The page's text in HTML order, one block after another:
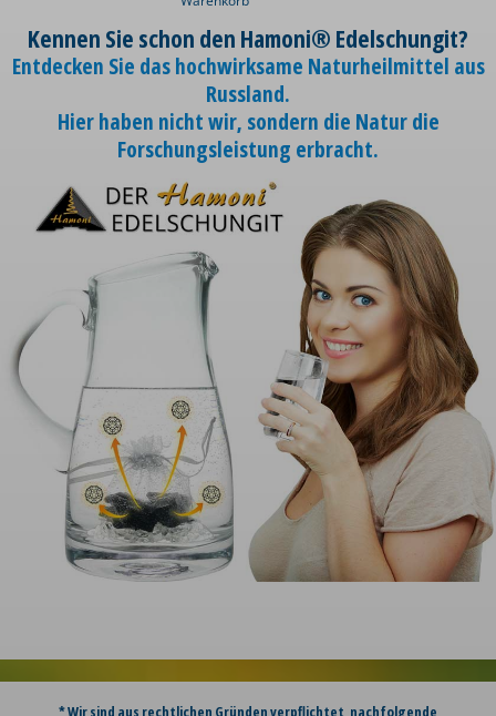
Kennen Sie schon den Hamoni® Edelschungit?
Entdecken Sie das hochwirksame Naturheilmittel aus
Russland.
Hier haben nicht wir, sondern die Natur die
Forschungsleistung erbracht.
* Wir sind aus rechtlichen Gründen verpflichtet, nachfolgende